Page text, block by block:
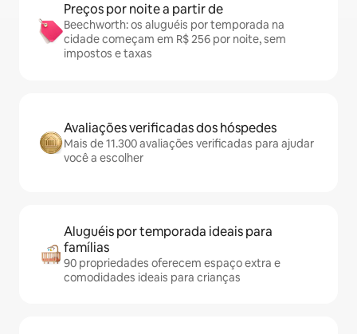
Preços por noite a partir de
Beechworth: os aluguéis por temporada na
cidade começam em R$ 256 por noite, sem
impostos e taxas
Avaliações verificadas dos hóspedes
Mais de 11.300 avaliações verificadas para ajudar
você a escolher
Aluguéis por temporada ideais para
famílias
90 propriedades oferecem espaço extra e
comodidades ideais para crianças